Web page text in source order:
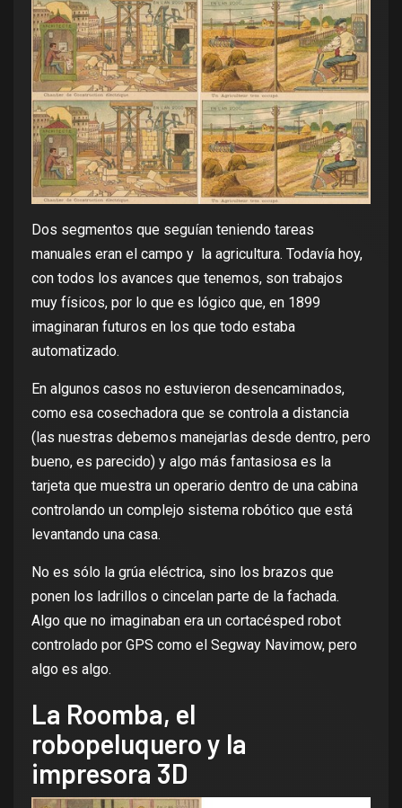
Dos segmentos que seguían teniendo tareas
manuales eran el campo y la agricultura. Todavía hoy,
con todos los avances que tenemos, son trabajos
muy físicos, por lo que es lógico que, en 1899
imaginaran futuros en los que todo estaba
automatizado.
En algunos casos no estuvieron desencaminados,
como esa cosechadora que se controla a distancia
(las nuestras debemos manejarlas desde dentro, pero
bueno, es parecido) y algo más fantasiosa es la
tarjeta que muestra un operario dentro de una cabina
controlando un complejo sistema robótico que está
levantando una casa.
No es sólo la grúa eléctrica, sino los brazos que
ponen los ladrillos o cincelan parte de la fachada.
Algo que no imaginaban era un cortacésped robot
controlado por GPS como el Segway Navimow, pero
algo es algo.
La Roomba, el
robopeluquero y la
impresora 3D